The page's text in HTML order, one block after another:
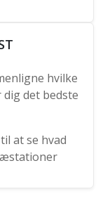
hvilke
det bedste
at se hvad